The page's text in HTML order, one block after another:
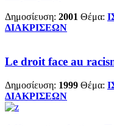
Δημοσίευση: 2001 Θέμα:
ΔΙΑΚΡΙΣΕΩΝ
Le droit face au
Δημοσίευση: 1999 Θέμα:
ΔΙΑΚΡΙΣΕΩΝ